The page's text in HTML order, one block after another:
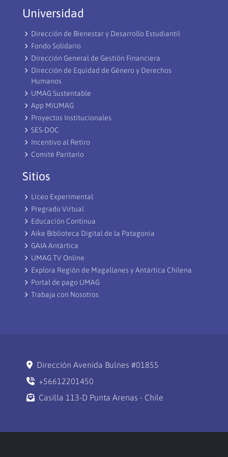
Universidad
Dirección de Bienestar y Desarrollo Estudiantil
Fondo Solidario
Dirección General de Gestión Financiera
Dirección de Equidad de Género y Derechos
Humanos
UMAG Sustentable
App MiUMAG
Proyectos Institucionales
SES-DOC
Incentivo al Retiro
Comité Paritario
Sitios
Liceo Experimental
Pregrado Virtual
Educación Continua
Aike Biblioteca Digital de la Patagonia
GAIA Antártica
UMAG TV Online
Explora Región de Magallanes y Antártica Chilena
Portal de pago UMAG
Trabaja con Nosotros
Dirección Avenida Bulnes #01855
+56612201450
Casilla 113-D Punta Arenas - Chile